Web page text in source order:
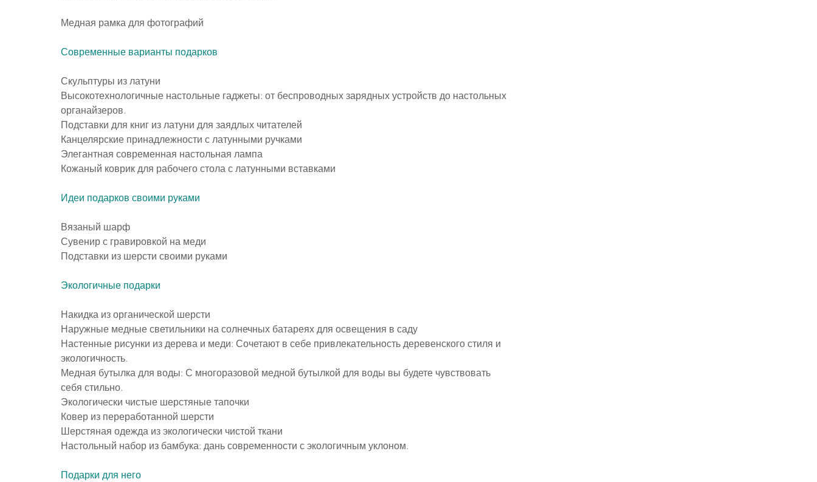
Медная рамка для фотографий
Современные варианты подарков
Скульптуры из латуни
Высокотехнологичные настольные гаджеты: от беспроводных зарядных устройств до настольных
органайзеров.
Подставки для книг из латуни для заядлых читателей
Канцелярские принадлежности с латунными ручками
Элегантная современная настольная лампа
Кожаный коврик для рабочего стола с латунными вставками
Идеи подарков своими руками
Вязаный шарф
Сувенир с гравировкой на меди
Подставки из шерсти своими руками
Экологичные подарки
Накидка из органической шерсти
Наружные медные светильники на солнечных батареях для освещения в саду
Настенные рисунки из дерева и меди: Сочетают в себе привлекательность деревенского стиля и
экологичность.
Медная бутылка для воды: С многоразовой медной бутылкой для воды вы будете чувствовать
себя стильно.
Экологически чистые шерстяные тапочки
Ковер из переработанной шерсти
Шерстяная одежда из экологически чистой ткани
Настольный набор из бамбука: дань современности с экологичным уклоном.
Подарки для него